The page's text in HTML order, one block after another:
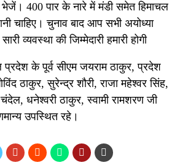
400 पार के नारे में मंडी समेत हिमाचल
चाहिए। चुनाव बाद आप सभी अयोध्या
व्यवस्था की जिम्मेदारी हमारी होगी
के पूर्व सीएम जयराम ठाकुर, प्रदेश
ठाकुर, सुरेन्द्र शौरी, राजा महेश्वर सिंह,
धनेश्वरी ठाकुर, स्वामी रामशरण जी
उपस्थित रहे।